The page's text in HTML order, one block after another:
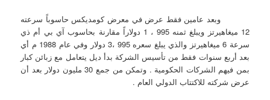
وبعد عامين فقط عرض في معرض كومديكس حاسوباً سرعته
12 ميغاهيرتز ويبلغ ثمنه 995 ، 1 دولاراً مقارنة بحاسوب آي بي أم ذي
سرعة 6 ميغاهيرتز والذي يبلغ سعره 995 ،3 دولار وفي عام 1988 م أي
بعد أربع سنوات فقط من تأسيس الشركة بدأ ديل يتعامل مع زبائن كبار
بمن فيهم الشركات الحكومية . وتمكن من جمع 30 مليون دولار بعد أن
عرض شركته للاكتتاب الدولي العام .